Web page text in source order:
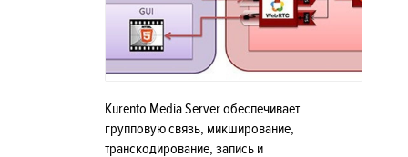
Kurento Media Server обеспечивает
групповую связь, микширование,
транскодирование, запись и